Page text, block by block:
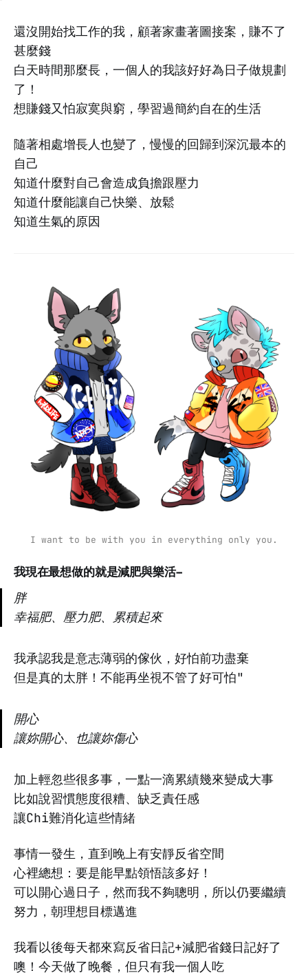
還沒開始找工作的我，顧著家畫著圖接案，賺不了
甚麼錢
白天時間那麼長，一個人的我該好好為日子做規劃
了！
想賺錢又怕寂寞與窮，學習過簡約自在的生活
隨著相處增長人也變了，慢慢的回歸到深沉最本的
自己
知道什麼對自己會造成負擔跟壓力
知道什麼能讓自己快樂、放鬆
知道生氣的原因
I want to be with you in everything only you.
我現在最想做的就是減肥與樂活--
胖
幸福肥、壓力肥、累積起來
我承認我是意志薄弱的傢伙，好怕前功盡棄
但是真的太胖！不能再坐視不管了好可怕"
開心
讓妳開心、也讓妳傷心
加上輕忽些很多事，一點一滴累績幾來變成大事
比如說習慣態度很糟、缺乏責任感
讓Chi難消化這些情緒
事情一發生，直到晚上有安靜反省空間
心裡總想：要是能早點領悟該多好！
可以開心過日子，然而我不夠聰明，所以仍要繼續
努力，朝理想目標邁進
我看以後每天都來寫反省日記+減肥省錢日記好了
噢！今天做了晚餐，但只有我一個人吃